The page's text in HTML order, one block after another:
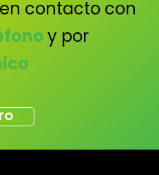
contacto con
y por